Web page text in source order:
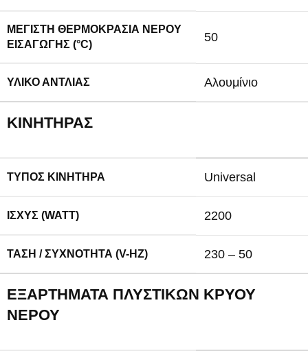
ΜΈΓΙΣΤΗ ΘΕΡΜΟΚΡΑΣΊΑ ΝΕΡΟΎ
ΕΙΣΑΓΩΓΉΣ (°C)
50
ΥΛΙΚΌ ΑΝΤΛΊΑΣ Αλουμίνιο
ΚΙΝΗΤΉΡΑΣ
ΤΎΠΟΣ ΚΙΝΗΤΉΡΑ Universal
ΙΣΧΎΣ (WATT) 2200
ΤΆΣΗ / ΣΥΧΝΌΤΗΤΑ (V-HZ) 230 – 50
ΕΞΑΡΤΉΜΑΤΑ ΠΛΥΣΤΙΚΏΝ ΚΡΎΟΥ
ΝΕΡΟΎ